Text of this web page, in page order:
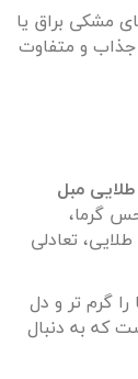
مشکی براق یا
جذاب و متفاوت
مبل
گرما،
تعادلی
گرم تر و دل
که به دنبال